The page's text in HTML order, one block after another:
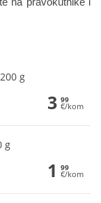
g
3 99
€/kom
g
1 99
€/kom